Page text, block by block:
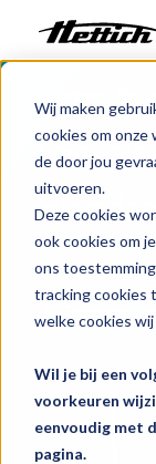
Wij maken
cookies om
de door jou
uitvoeren.
Deze cookies
ook cookies om
ons
tracking cookies
welke cookies
Wil je bij een
voorkeuren
eenvoudig met
pagina.
Markten
Support
Over ons
Contact
Nieuws en
Downloads